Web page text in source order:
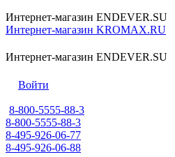
Интернет-магазин ENDEVER.SU
Интернет-магазин KROMAX.RU
Интернет-магазин ENDEVER.SU
Войти
8-800-5555-88-3
8-800-5555-88-3
8-495-926-06-77
8-495-926-06-88